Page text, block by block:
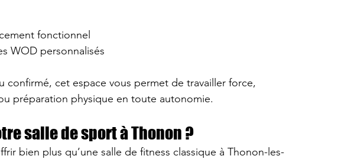
fonctionnel
WOD personnalisés
confirmé, cet espace vous permet de travailler force,
préparation physique en toute autonomie.
salle de sport à Thonon ?
bien plus qu’une salle de fitness classique à Thonon-les-